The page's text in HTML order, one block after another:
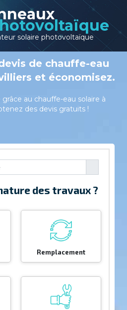
solaire photovoltaïque
de chauffe-eau
et économisez.
au chauffe-eau solaire à
des devis gratuits !